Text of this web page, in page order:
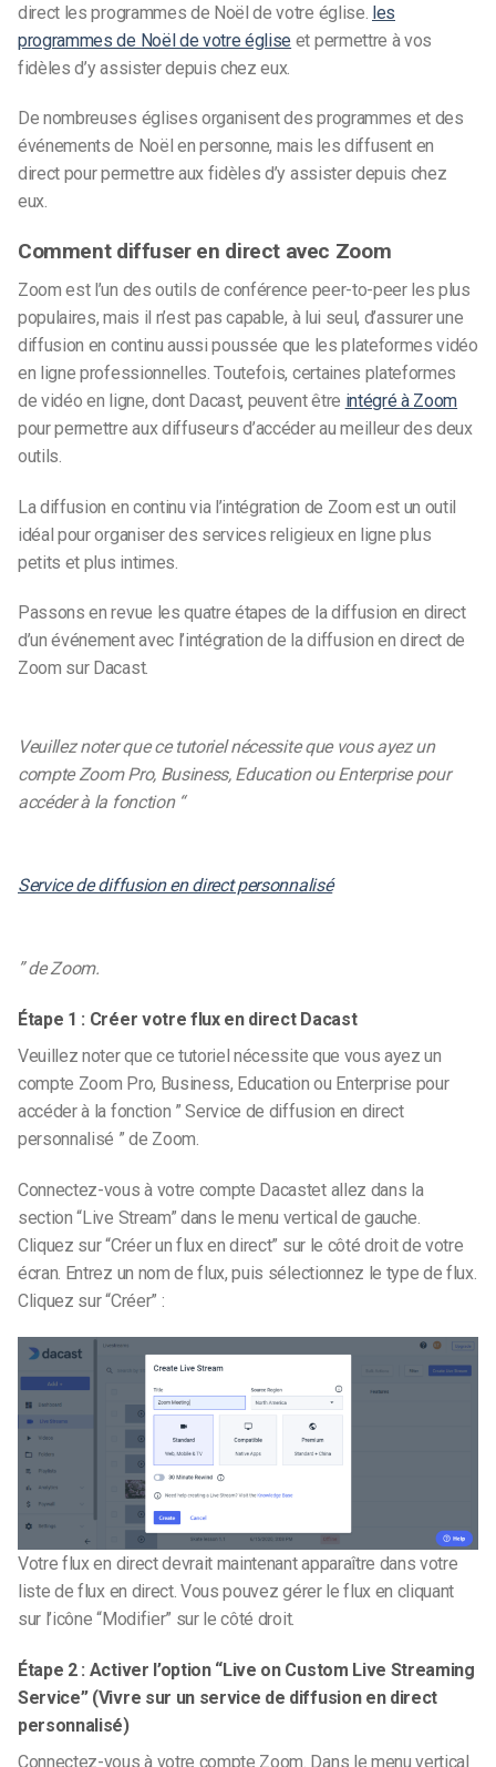
direct les programmes de Noël de votre église. les
programmes de Noël de votre église et permettre à vos
fidèles d’y assister depuis chez eux.
De nombreuses églises organisent des programmes et des
événements de Noël en personne, mais les diffusent en
direct pour permettre aux fidèles d’y assister depuis chez
eux.
Comment diffuser en direct avec Zoom
Zoom est l’un des outils de conférence peer-to-peer les plus
populaires, mais il n’est pas capable, à lui seul, d’assurer une
diffusion en continu aussi poussée que les plateformes vidéo
en ligne professionnelles. Toutefois, certaines plateformes
de vidéo en ligne, dont Dacast, peuvent être intégré à Zoom
pour permettre aux diffuseurs d’accéder au meilleur des deux
outils.
La diffusion en continu via l’intégration de Zoom est un outil
idéal pour organiser des services religieux en ligne plus
petits et plus intimes.
Passons en revue les quatre étapes de la diffusion en direct
d’un événement avec l’intégration de la diffusion en direct de
Zoom sur Dacast.
Veuillez noter que ce tutoriel nécessite que vous ayez un
compte Zoom Pro, Business, Education ou Enterprise pour
accéder à la fonction “
Service de diffusion en direct personnalisé
” de Zoom.
Étape 1 : Créer votre flux en direct Dacast
Veuillez noter que ce tutoriel nécessite que vous ayez un
compte Zoom Pro, Business, Education ou Enterprise pour
accéder à la fonction ” Service de diffusion en direct
personnalisé ” de Zoom.
Connectez-vous à votre compte Dacastet allez dans la
section “Live Stream” dans le menu vertical de gauche.
Cliquez sur “Créer un flux en direct” sur le côté droit de votre
écran. Entrez un nom de flux, puis sélectionnez le type de flux.
Cliquez sur “Créer” :
Votre flux en direct devrait maintenant apparaître dans votre
liste de flux en direct. Vous pouvez gérer le flux en cliquant
sur l’icône “Modifier” sur le côté droit.
Étape 2 : Activer l’option “Live on Custom Live Streaming
Service” (Vivre sur un service de diffusion en direct
personnalisé)
Connectez-vous à votre compte Zoom. Dans le menu vertical